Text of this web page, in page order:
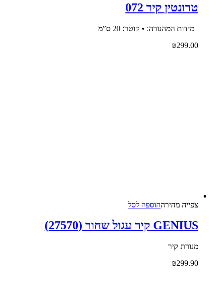
טרונטין קיר 072
מידות המהנורה: • קוטר: 20 ס”מ
₪299.00
צפייה‬ ‫מהירה‬הוספה לסל
GENIUS קיר עגול שחור (27570)
מנורת קיר
₪299.90